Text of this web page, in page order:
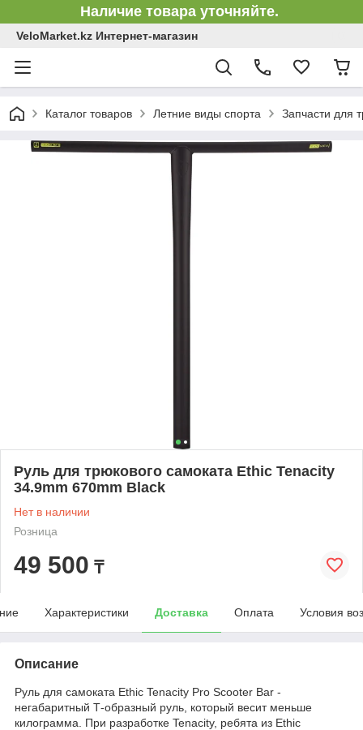
Наличие товара уточняйте.
VeloMarket.kz Интернет-магазин
Каталог товаров Летние виды спорта Запчасти для
Руль для трюкового самоката Ethic Tenacity
34.9mm 670mm Black
Нет в наличии
Розница
49 500 ₸
Характеристики Доставка Оплата Условия
Описание
Руль для самоката Ethic Tenacity Pro Scooter Bar -
негабаритный Т-образный руль, который весит меньше
килограмма. При разработке Tenacity, ребята из Ethic